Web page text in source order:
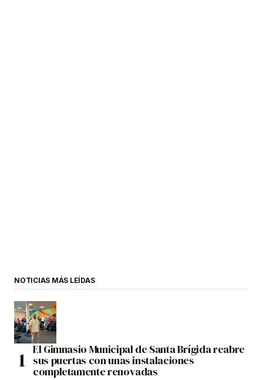
NOTICIAS MÁS LEÍDAS
El Gimnasio Municipal de Santa Brígida reabre
sus puertas con unas instalaciones
completamente renovadas